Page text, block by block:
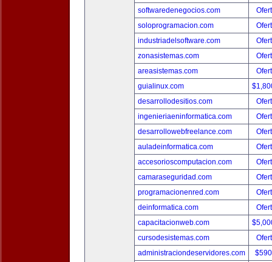
softwaredenegocios.com
soloprogramacion.com
industriadelsoftware.com
zonasistemas.com
areasistemas.com
guialinux.com
desarrollodesitios.com
ingenieriaeninformatica.com
desarrollowebfreelance.com
auladeinformatica.com
accesorioscomputacion.com
camaraseguridad.com
programacionenred.com
deinformatica.com
capacitacionweb.com
cursodesistemas.com
administraciondeservidores.com